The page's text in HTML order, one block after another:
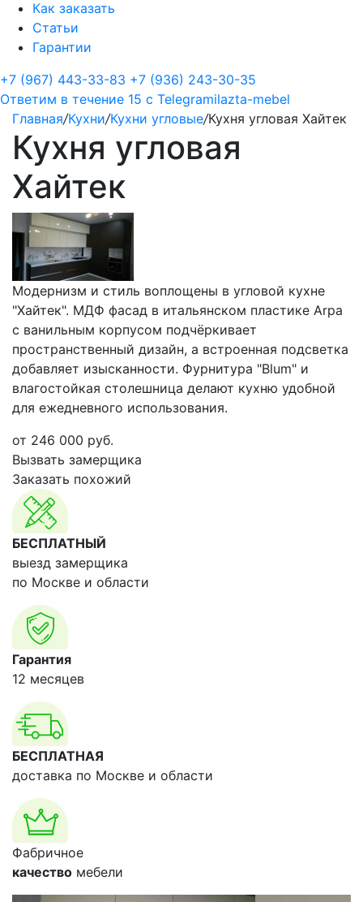
Как заказать
Статьи
Гарантии
+7 (967) 443-33-83 +7 (936) 243-30-35
Ответим в течение 15 с Telegramilazta-mebel
Главная/Кухни/Кухни угловые/Кухня угловая Хайтек
Кухня угловая
Хайтек
Модернизм и стиль воплощены в угловой кухне
"Хайтек". МДФ фасад в итальянском пластике Arpa
с ванильным корпусом подчёркивает
пространственный дизайн, а встроенная подсветка
добавляет изысканности. Фурнитура "Blum" и
влагостойкая столешница делают кухню удобной
для ежедневного использования.
от 246 000 руб.
Вызвать замерщика
Заказать похожий
БЕСПЛАТНЫЙ
выезд замерщика
по Москве и области
Гарантия
12 месяцев
БЕСПЛАТНАЯ
доставка по Москве и области
Фабричное
качество мебели